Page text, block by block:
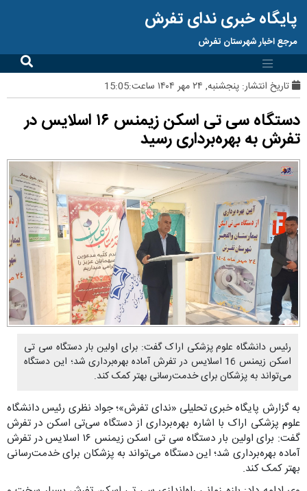
پایگاه خبری ندای تفرش
مرجع اخبار شهرستان تفرش
تاریخ انتشار: پنجشنبه, ۲۴ مهر ۱۴۰۴ ساعت:15:05
دستگاه سی تی اسکن زیمنس ۱۶ اسلایس در
تفرش به بهره‌برداری رسید
رئیس دانشگاه علوم پزشکی اراک گفت: برای اولین بار دستگاه سی تی
اسکن زیمنس 16 اسلایس در تفرش آماده بهره‌برداری شد؛ این دستگاه
می‌تواند به پزشکان برای خدمت‌رسانی بهتر کمک کند.
به گزارش پایگاه خبری تحلیلی «ندای تفرش»؛ جواد نظری رئیس دانشگاه
علوم پزشکی اراک با اشاره بهره‌برداری از دستگاه سی‌تی اسکن در تفرش
گفت: برای اولین بار دستگاه سی تی اسکن زیمنس ۱۶ اسلایس در تفرش
آماده بهره‌برداری شد؛ این دستگاه می‌تواند به پزشکان برای خدمت‌رسانی
بهتر کمک کند.